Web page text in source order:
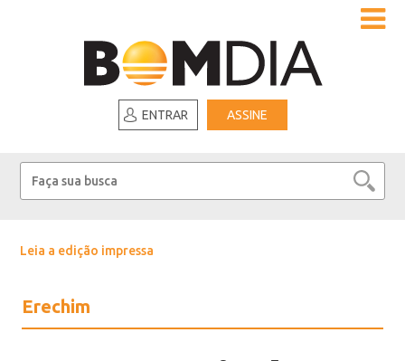
ENTRAR ASSINE
Leia a edição impressa
Erechim